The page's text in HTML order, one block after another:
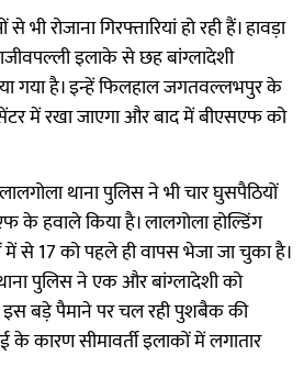
भी रोजाना गिरफ्तारियां हो रही हैं। हावड़ा
इलाके से छह बांग्लादेशी
गया है। इन्हें फिलहाल जगतवल्लभपुर के
में रखा जाएगा और बाद में बीएसएफ को
लालगोला थाना पुलिस ने भी चार घुसपैठियों
हवाले किया है। लालगोला होल्डिंग
में से 17 को पहले ही वापस भेजा जा चुका है।
पुलिस ने एक और बांग्लादेशी को
इस बड़े पैमाने पर चल रही पुशबैक की
के कारण सीमावर्ती इलाकों में लगातार